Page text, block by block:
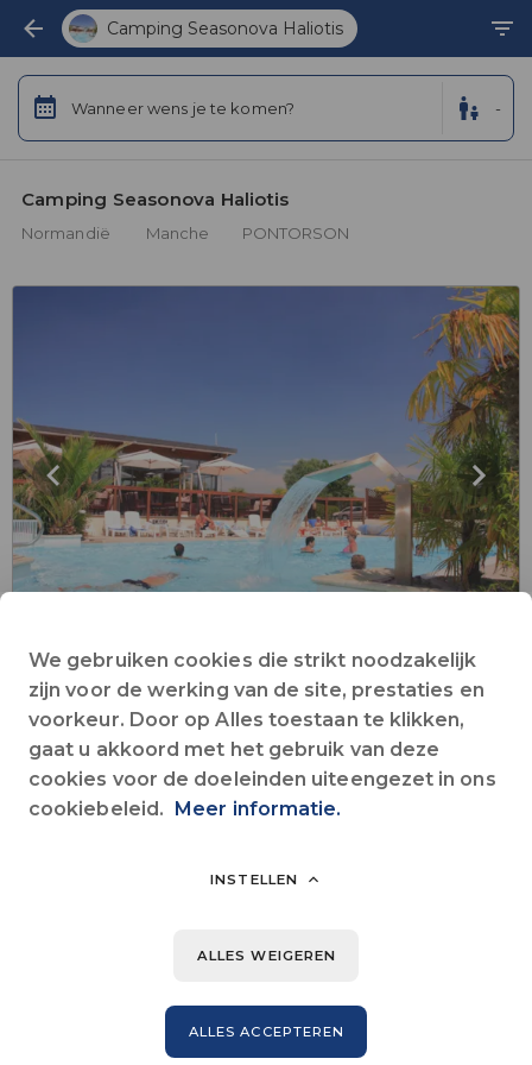
Camping Seasonova Haliotis
Wanneer wens je te komen? -
Camping Seasonova Haliotis
Normandië Manche PONTORSON
Animaties voor kinderen Animaties voor volwassenen
Collectieve Wifi
Huisdieren toegestaan In de stad
Kruidenier
Restaurant
Zwembad Alles zien
Tussen Bretagne en Normandië, slechts 8 kilometer van Mont St
We gebruiken cookies die strikt noodzakelijk
zijn voor de werking van de site, prestaties en
voorkeur. Door op Alles toestaan te klikken,
gaat u akkoord met het gebruik van deze
cookies voor de doeleinden uiteengezet in ons
cookiebeleid. Meer informatie.
INSTELLEN
ALLES WEIGEREN
ALLES ACCEPTEREN